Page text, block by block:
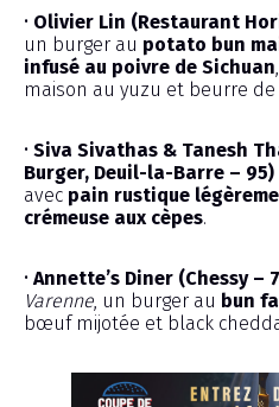
• Olivier Lin (Restaurant
un burger au potato bun
infusé au poivre de Sichuan
maison au yuzu et beurre de
• Siva Sivathas & Tanesh
Burger, Deuil-la-Barre – 95)
avec pain rustique
crémeuse aux cèpes.
• Annette’s Diner (Chessy –
Varenne , un burger au bun
bœuf mijotée et black